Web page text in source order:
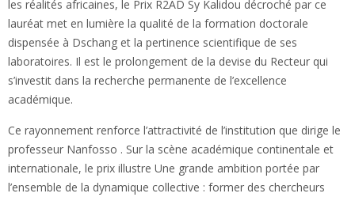
les réalités africaines, le Prix R2AD Sy Kalidou décroché par ce
lauréat met en lumière la qualité de la formation doctorale
dispensée à Dschang et la pertinence scientifique de ses
laboratoires. Il est le prolongement de la devise du Recteur qui
s’investit dans la recherche permanente de l’excellence
académique.
Ce rayonnement renforce l’attractivité de l’institution que dirige le
professeur Nanfosso . Sur la scène académique continentale et
internationale, le prix illustre Une grande ambition portée par
l’ensemble de la dynamique collective : former des chercheurs